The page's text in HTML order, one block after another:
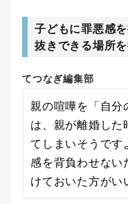
子どもに罪悪感
抜きできる場所
てつなぎ編集部
親の喧嘩を「自分
は、親が離婚した
てしまいそうです
感を背負わせない
けておいた方がい